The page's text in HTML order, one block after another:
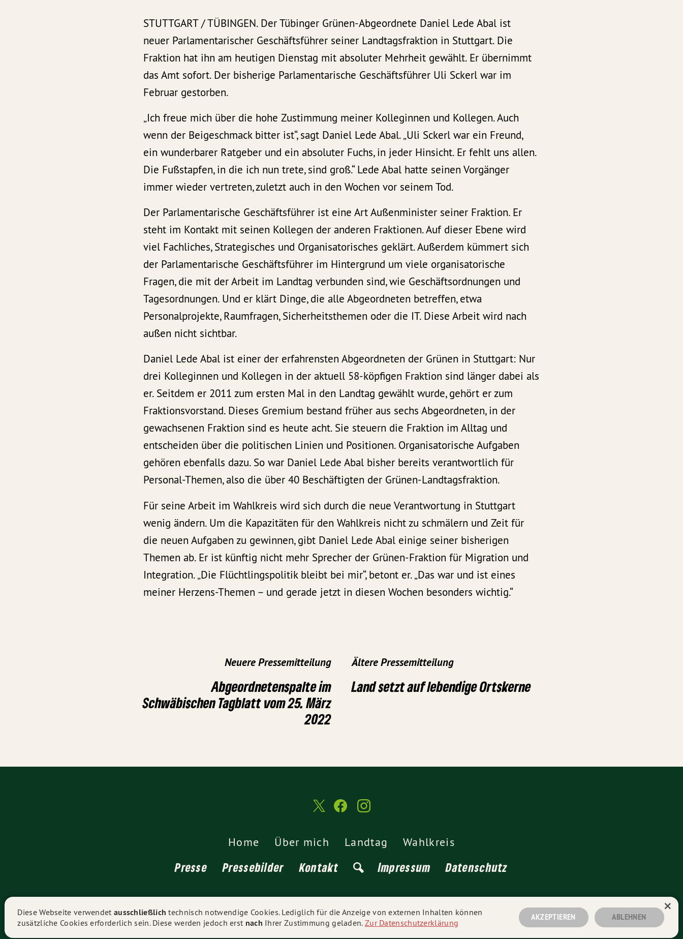
STUTTGART / TÜBINGEN. Der Tübinger Grünen-Abgeordnete Daniel Lede Abal ist
neuer Parlamentarischer Geschäftsführer seiner Landtagsfraktion in Stuttgart. Die
Fraktion hat ihn am heutigen Dienstag mit absoluter Mehrheit gewählt. Er übernimmt
das Amt sofort. Der bisherige Parlamentarische Geschäftsführer Uli Sckerl war im
Februar gestorben.
„Ich freue mich über die hohe Zustimmung meiner Kolleginnen und Kollegen. Auch
wenn der Beigeschmack bitter ist“, sagt Daniel Lede Abal. „Uli Sckerl war ein Freund,
ein wunderbarer Ratgeber und ein absoluter Fuchs, in jeder Hinsicht. Er fehlt uns allen.
Die Fußstapfen, in die ich nun trete, sind groß.“ Lede Abal hatte seinen Vorgänger
immer wieder vertreten, zuletzt auch in den Wochen vor seinem Tod.
Der Parlamentarische Geschäftsführer ist eine Art Außenminister seiner Fraktion. Er
steht im Kontakt mit seinen Kollegen der anderen Fraktionen. Auf dieser Ebene wird
viel Fachliches, Strategisches und Organisatorisches geklärt. Außerdem kümmert sich
der Parlamentarische Geschäftsführer im Hintergrund um viele organisatorische
Fragen, die mit der Arbeit im Landtag verbunden sind, wie Geschäftsordnungen und
Tagesordnungen. Und er klärt Dinge, die alle Abgeordneten betreffen, etwa
Personalprojekte, Raumfragen, Sicherheitsthemen oder die IT. Diese Arbeit wird nach
außen nicht sichtbar.
Daniel Lede Abal ist einer der erfahrensten Abgeordneten der Grünen in Stuttgart: Nur
drei Kolleginnen und Kollegen in der aktuell 58-köpfigen Fraktion sind länger dabei als
er. Seitdem er 2011 zum ersten Mal in den Landtag gewählt wurde, gehört er zum
Fraktionsvorstand. Dieses Gremium bestand früher aus sechs Abgeordneten, in der
gewachsenen Fraktion sind es heute acht. Sie steuern die Fraktion im Alltag und
entscheiden über die politischen Linien und Positionen. Organisatorische Aufgaben
gehören ebenfalls dazu. So war Daniel Lede Abal bisher bereits verantwortlich für
Personal-Themen, also die über 40 Beschäftigten der Grünen-Landtagsfraktion.
Für seine Arbeit im Wahlkreis wird sich durch die neue Verantwortung in Stuttgart
wenig ändern. Um die Kapazitäten für den Wahlkreis nicht zu schmälern und Zeit für
die neuen Aufgaben zu gewinnen, gibt Daniel Lede Abal einige seiner bisherigen
Themen ab. Er ist künftig nicht mehr Sprecher der Grünen-Fraktion für Migration und
Integration. „Die Flüchtlingspolitik bleibt bei mir“, betont er. „Das war und ist eines
meiner Herzens-Themen – und gerade jetzt in diesen Wochen besonders wichtig.“
Neuere Pressemitteilung
Abgeordnetenspalte im
Schwäbischen Tagblatt vom 25. März
2022
Ältere Pressemitteilung
Land setzt auf lebendige Ortskerne
Home Über mich Landtag Wahlkreis
Presse Pressebilder Kontakt Impressum Datenschutz
© 2026 Daniel Lede Abal MdL - Alle Rechte vorbehalten.
Diese Webseite verwendet ausschließlich technisch notwendige Cookies. Lediglich für die Anzeige von externen Inhalten können
zusätzliche Cookies erforderlich sein. Diese werden jedoch erst nach Ihrer Zustimmung geladen. Zur Datenschutzerklärung
AKZEPTIEREN ABLEHNEN
×